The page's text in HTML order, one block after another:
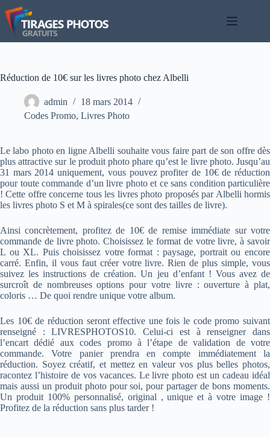
Passer
au
contenu
Réduction de 10€ sur les livres photo chez Albelli
admin
18 mars 2014
Codes Promo, Livres Photo
Le labo photo en ligne Albelli souhaite vous faire part de son offre dès
plus attractive sur le produit photo phare qu’est le livre photo. Jusqu’au
31 mars 2014 uniquement, vous pouvez profiter de 10€ de réduction
pour toute commande d’un livre photo et ce sans condition particulière
! Cette offre concerne tous les livres photo proposés par Albelli hormis
les livres photo S et M à spirales(ce sont des tailles de livre).
Ainsi concrètement, profitez de 10€ de remise immédiate sur votre
commande de livre photo. Choisissez le format de votre livre, à savoir
L ou XL. Puis choisissez votre format : paysage, portrait ou encore
carré. Enfin, il vous faut créer votre livre. Rien de plus simple, vous
suivez les instructions de création. Un jeu d’enfant ! Vous avez de
surcroît de nombreuses options pour votre livre : ouverture à plat,
coloris … De quoi rendre unique votre album.
Les 10€ de réduction seront effective une fois le code promo suivant
renseigné : LIVRESPHOTOS10. Celui-ci est à renseigner dans
l’encart dédié aux codes promo à l’étape de validation de votre
commande. Votre panier prendra en compte immédiatement la
réduction. Soyez créatif, et mettez en valeur vos plus belles photos,
racontez l’histoire de vos vacances. Le livre photo est un cadeau idéal
mais aussi un produit photo pour soi, pour partager de bons moments.
Un produit 100% personnalisé, original , unique et à votre image !
Profitez de la réduction sans plus tarder !